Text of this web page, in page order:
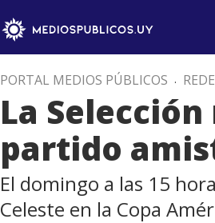
PORTAL MEDIOS PÚBLICOS .
La
partido
El domingo a las 15
Celeste en la Copa